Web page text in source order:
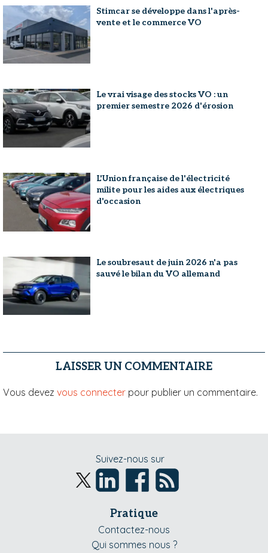
Stimcar se développe dans l'après-
vente et le commerce VO
Le vrai visage des stocks VO : un
premier semestre 2026 d'érosion
L'Union française de l'électricité
milite pour les aides aux électriques
d'occasion
Le soubresaut de juin 2026 n'a pas
sauvé le bilan du VO allemand
LAISSER UN COMMENTAIRE
Vous devez vous connecter pour publier un commentaire.
Suivez-nous sur
Pratique
Contactez-nous
Qui sommes nous ?